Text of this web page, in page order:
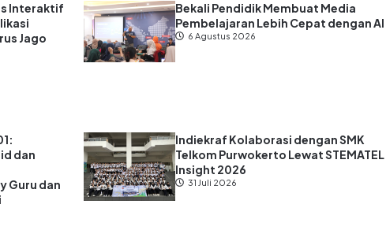
Interaktif
Jago
Bekali Pendidik Membuat Media
Pembelajaran Lebih Cepat dengan AI
6 Agustus 2026
dan
Guru dan
Indiekraf Kolaborasi dengan SMK
Telkom Purwokerto Lewat STEMATEL
Insight 2026
31 Juli 2026